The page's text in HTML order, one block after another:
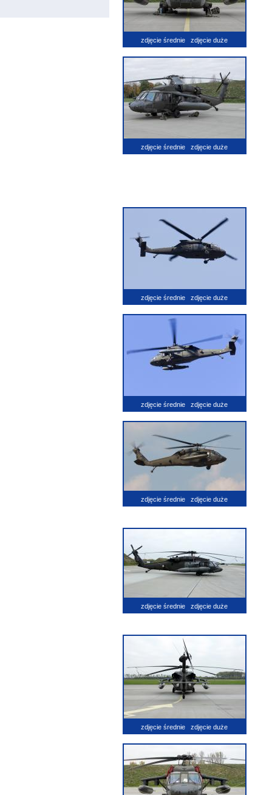
zdjęcie średnie zdjęcie duże
zdjęcie średnie zdjęcie duże
zdjęcie średnie zdjęcie duże
zdjęcie średnie zdjęcie duże
zdjęcie średnie zdjęcie duże
zdjęcie średnie zdjęcie duże
zdjęcie średnie zdjęcie duże